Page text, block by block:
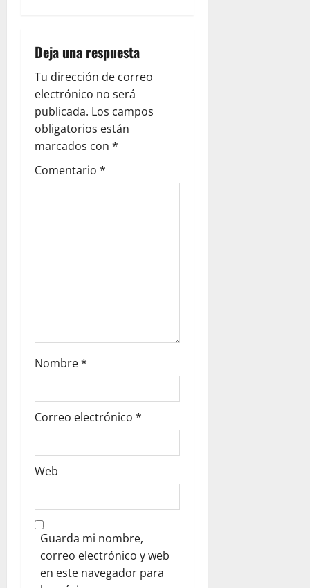
Deja una respuesta
Tu dirección de correo
electrónico no será
publicada. Los campos
obligatorios están
marcados con *
Comentario *
Nombre*
Correo electrónico *
Web
Guarda mi nombre,
correo electrónico y web
en este navegador para